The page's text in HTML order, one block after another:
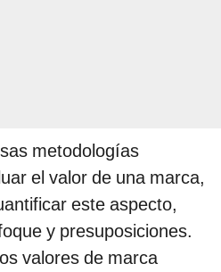
metodologías
el valor de una marca,
este aspecto,
y presuposiciones.
valores de marca